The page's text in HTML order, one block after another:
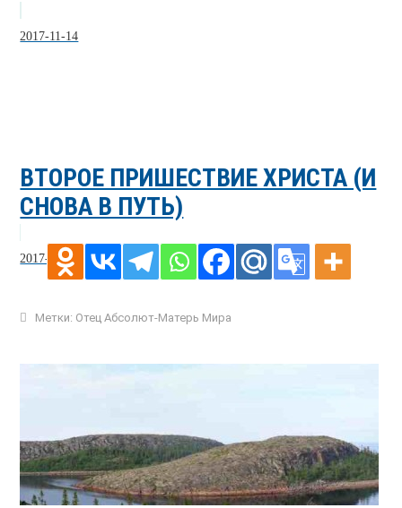
2017-11-14
ВТОРОЕ ПРИШЕСТВИЕ ХРИСТА (И
СНОВА В ПУТЬ)
2017-10-20
Метки: Отец Абсолют-Матерь Мира